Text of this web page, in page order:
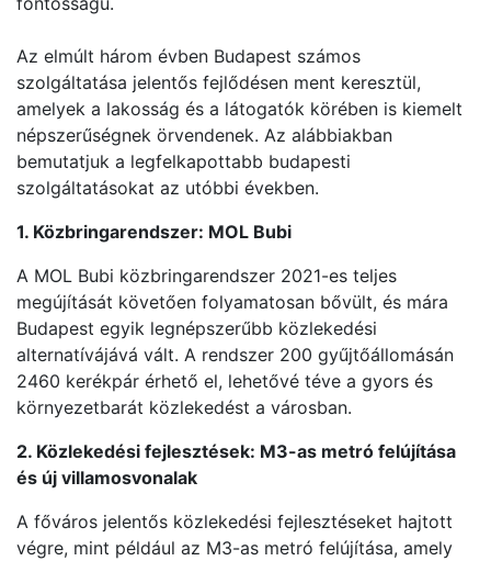
Az elmúlt három évben Budapest számos
szolgáltatása jelentős fejlődésen ment keresztül,
amelyek a lakosság és a látogatók körében is kiemelt
népszerűségnek örvendenek. Az alábbiakban
bemutatjuk a legfelkapottabb budapesti
szolgáltatásokat az utóbbi években.
1. Közbringarendszer: MOL Bubi
A MOL Bubi közbringarendszer 2021-es teljes
megújítását követően folyamatosan bővült, és mára
Budapest egyik legnépszerűbb közlekedési
alternatívájává vált. A rendszer 200 gyűjtőállomásán
2460 kerékpár érhető el, lehetővé téve a gyors és
környezetbarát közlekedést a városban.
2. Közlekedési fejlesztések: M3-as metró felújítása
és új villamosvonalak
A főváros jelentős közlekedési fejlesztéseket hajtott
végre, mint például az M3-as metró felújítása, amely